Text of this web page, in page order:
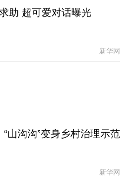
助 超可爱对话曝光
新华网
“山沟沟”变身乡村治理示范
新华网